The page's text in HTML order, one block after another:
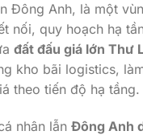
Đông Anh, là một
nối, quy hoạch hạ
đất đấu giá lớn Thư
kho bãi logistics,
theo tiến độ hạ tầng.
nhân lẫn Đông Anh